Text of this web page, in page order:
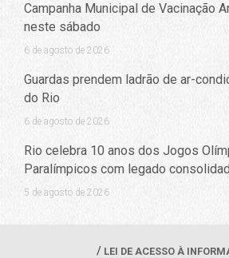
Campanha Municipal de Vacinação
neste sábado
6 de agosto de 2026
Guardas prendem ladrão de ar-
do Rio
6 de agosto de 2026
Rio celebra 10 anos dos Jogos
Paralímpicos com legado
5 de agosto de 2026
LEI DE ACESSO À